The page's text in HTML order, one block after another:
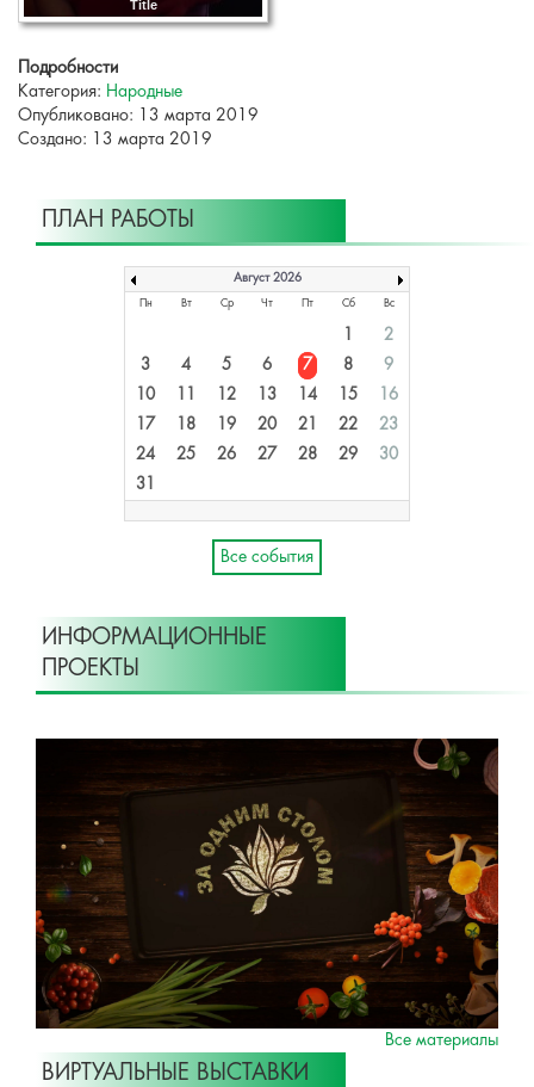
Title
Подробности
Категория: Народные
Опубликовано: 13 марта 2019
Создано: 13 марта 2019
ПЛАН РАБОТЫ
Август 2026
Пн Вт Ср Чт Пт Сб Вс
1
2
3
4 5 6 7 8
9
10
11 12 13 14 15
16
17
18 19 20 21 22
23
24
25 26 27 28 29
30
31
Все события
ИНФОРМАЦИОННЫЕ
ПРОЕКТЫ
Все материалы
ВИРТУАЛЬНЫЕ ВЫСТАВКИ